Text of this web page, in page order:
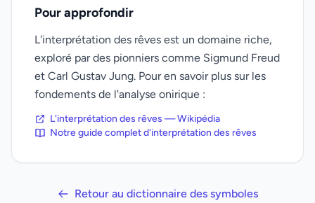
Pour approfondir
L'interprétation des rêves est un domaine riche,
exploré par des pionniers comme Sigmund Freud
et Carl Gustav Jung. Pour en savoir plus sur les
fondements de l'analyse onirique :
L'interprétation des rêves — Wikipédia
Notre guide complet d'interprétation des rêves
Retour au dictionnaire des symboles